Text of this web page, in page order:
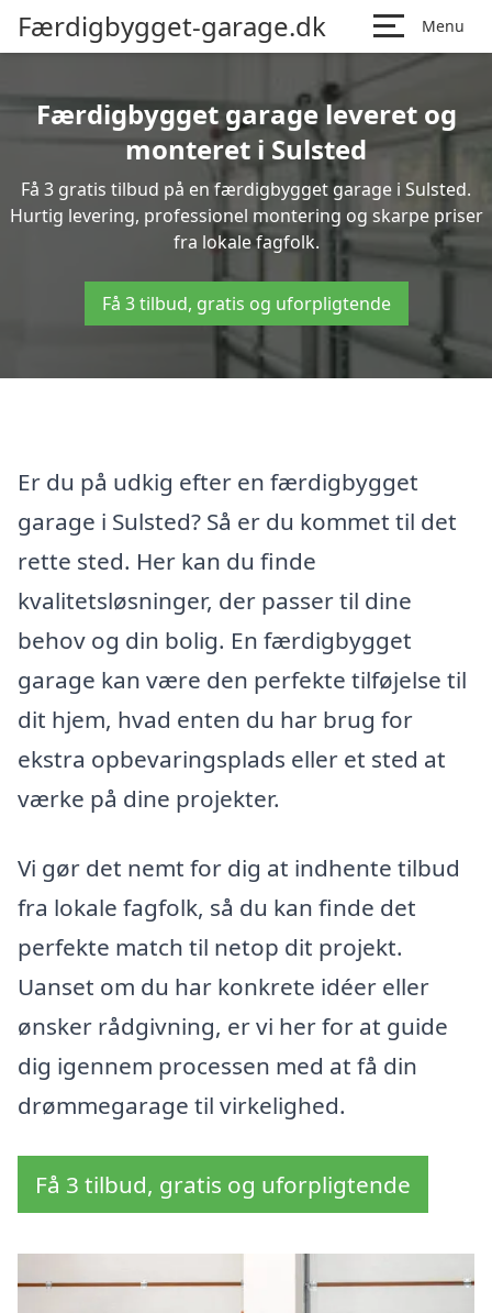
Færdigbygget-garage.dk Menu
Færdigbygget garage leveret og
monteret i Sulsted
Få 3 gratis tilbud på en færdigbygget garage i Sulsted.
Hurtig levering, professionel montering og skarpe priser
fra lokale fagfolk.
Få 3 tilbud, gratis og uforpligtende
Er du på udkig efter en færdigbygget
garage i Sulsted? Så er du kommet til det
rette sted. Her kan du finde
kvalitetsløsninger, der passer til dine
behov og din bolig. En færdigbygget
garage kan være den perfekte tilføjelse til
dit hjem, hvad enten du har brug for
ekstra opbevaringsplads eller et sted at
værke på dine projekter.
Vi gør det nemt for dig at indhente tilbud
fra lokale fagfolk, så du kan finde det
perfekte match til netop dit projekt.
Uanset om du har konkrete idéer eller
ønsker rådgivning, er vi her for at guide
dig igennem processen med at få din
drømmegarage til virkelighed.
Få 3 tilbud, gratis og uforpligtende